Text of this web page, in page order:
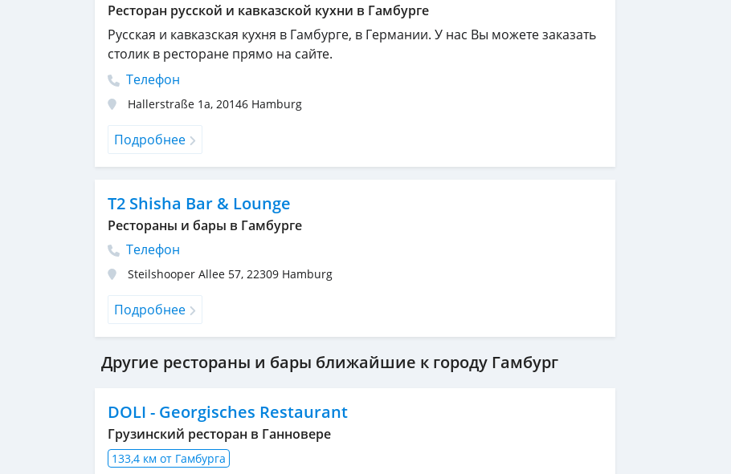
Ресторан русской и кавказской кухни в Гамбурге
Русская и кавказская кухня в Гамбурге, в Германии. У нас Вы можете заказать
столик в ресторане прямо на сайте.
Телефон
Hallerstraße 1a, 20146 Hamburg
Подробнее
T2 Shisha Bar & Lounge
Рестораны и бары в Гамбурге
Телефон
Steilshooper Allee 57, 22309 Hamburg
Подробнее
Другие рестораны и бары ближайшие к городу Гамбург
DOLI - Georgisches Restaurant
Грузинский ресторан в Ганновере
133,4 км от Гамбурга